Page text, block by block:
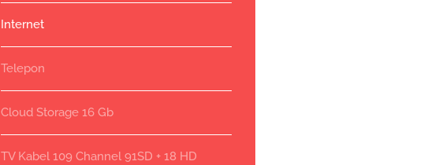
Internet
Telepon
Cloud Storage 16 Gb
TV Kabel 109 Channel 91SD + 18 HD